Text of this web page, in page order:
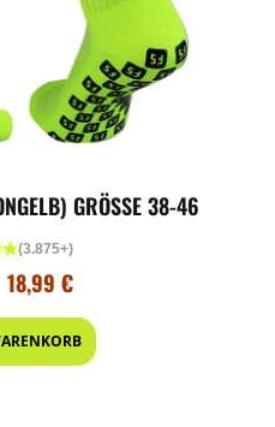
GRÖSSE 38-46
(3.875+)
18,99 €